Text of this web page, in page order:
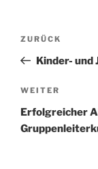
Vorheriger
Beitrag
ZURÜCK
Kinder- und
Nächster
Beitrag
WEITER
Erfolgreicher